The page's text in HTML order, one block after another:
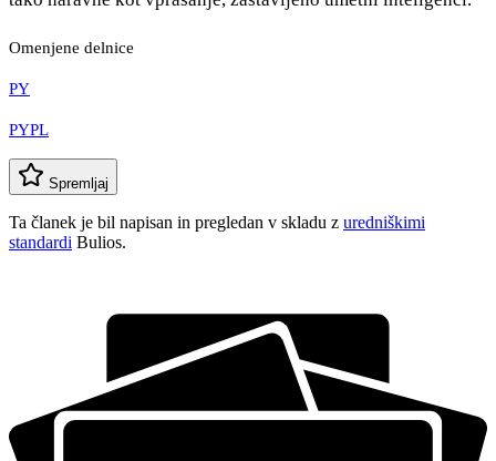
Omenjene delnice
PY
PYPL
Spremljaj
Ta članek je bil napisan in pregledan v skladu z uredniškimi
standardi Bulios.